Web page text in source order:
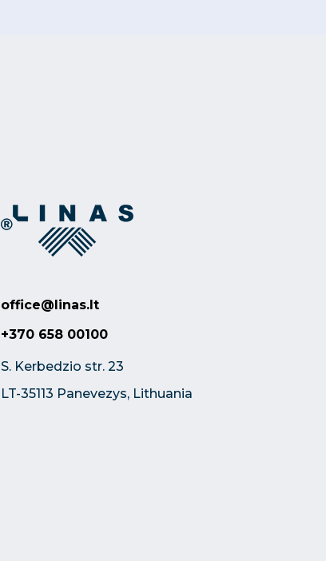
office@linas.lt
+370 658 00100
S. Kerbedzio str. 23
LT-35113 Panevezys, Lithuania